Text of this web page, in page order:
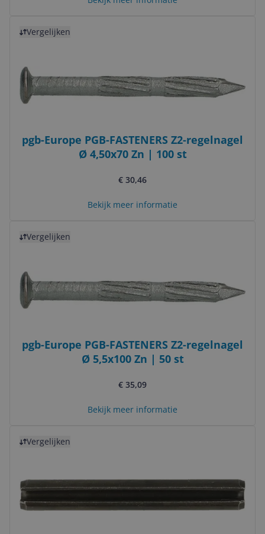
Vergelijken
pgb-Europe PGB-FASTENERS Z2-regelnagel
Ø 4,50x70 Zn | 100 st
€ 30,46
Bekijk meer informatie
Vergelijken
pgb-Europe PGB-FASTENERS Z2-regelnagel
Ø 5,5x100 Zn | 50 st
€ 35,09
Bekijk meer informatie
Vergelijken